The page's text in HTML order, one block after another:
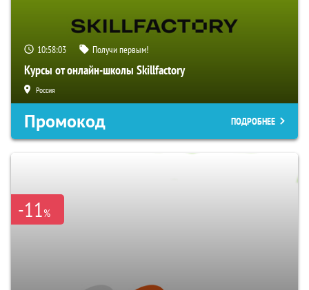
10:58:02 Получи первым!
Курсы от онлайн-школы Skillfactory
Россия
Промокод ПОДРОБНЕЕ
-11%